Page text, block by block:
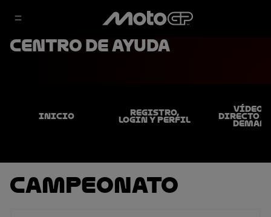
Centro de ayuda
INICIO REGISTRO,
LOGIN Y PERFIL
VÍDEOS:
DIRECTO &
Campeonato